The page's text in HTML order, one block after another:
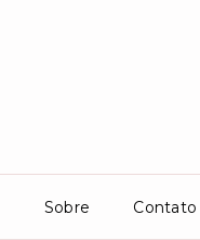
Sobre Contato